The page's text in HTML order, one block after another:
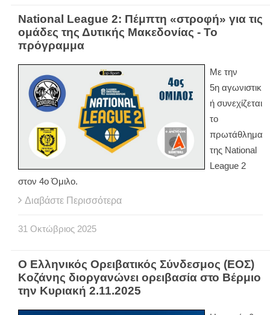
National League 2: Πέμπτη «στροφή» για τις
ομάδες της Δυτικής Μακεδονίας - Το
πρόγραμμα
Με την
5η αγωνιστικ
ή συνεχίζεται
το
πρωτάθλημα
της National
League 2
στον 4ο Όμιλο.
Διαβάστε Περισσότερα
31 Οκτώβριος 2025
Ο Ελληνικός Ορειβατικός Σύνδεσμος (ΕΟΣ)
Κοζάνης διοργανώνει ορειβασία στο Βέρμιο
την Κυριακή 2.11.2025